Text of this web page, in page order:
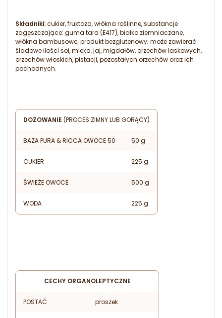
Składniki:cukier, fruktoza, włókna roślinne, substancje
zagęszczające: guma tara (E417), białko ziemniaczane,
włókna bambusowe; produkt bezglutenowy; może zawierać
śladowe ilości soi, mleka, jaj, migdałów, orzechów laskowych,
orzechów włoskich, pistacji, pozostałych orzechów oraz ich
pochodnych.
DOZOWANIE (PROCES ZIMNY LUB GORĄCY)
BAZA PURA & RICCA OWOCE 50 50 g
CUKIER 225 g
ŚWIEŻE OWOCE 500 g
WODA 225 g
CECHY ORGANOLEPTYCZNE
POSTAĆ proszek